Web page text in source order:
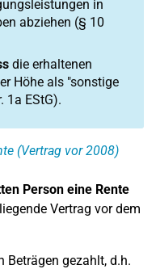
in
abziehen (§ 10
die erhaltenen
Höhe als "sonstige
1a EStG).
(Vertrag vor 2008)
Person eine Rente
Vertrag vor dem
Beträgen gezahlt, d.h.